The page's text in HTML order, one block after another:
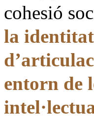
cohesió
la
entorn de